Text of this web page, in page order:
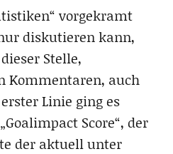
vorgekramt
diskutieren kann,
Stelle,
Kommentaren, auch
Linie ging es
Score“, der
der aktuell unter